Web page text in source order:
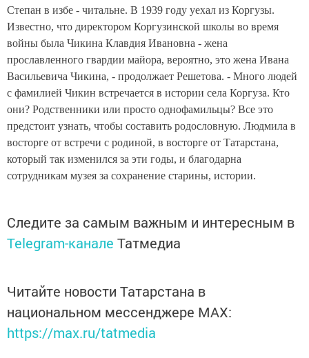
Степан в избе - читальне. В 1939 году уехал из Коргузы.
Известно, что директором Коргузинской школы во время
войны была Чикина Клавдия Ивановна - жена
прославленного гвардии майора, вероятно, это жена Ивана
Васильевича Чикина, - продолжает Решетова. - Много людей
с фамилией Чикин встречается в истории села Коргуза. Кто
они? Родственники или просто однофамильцы? Все это
предстоит узнать, чтобы составить родословную. Людмила в
восторге от встречи с родиной, в восторге от Татарстана,
который так изменился за эти годы, и благодарна
сотрудникам музея за сохранение старины, истории.
Следите за самым важным и интересным в
Telegram-канале Татмедиа
Читайте новости Татарстана в
национальном мессенджере MАХ:
https://max.ru/tatmedia